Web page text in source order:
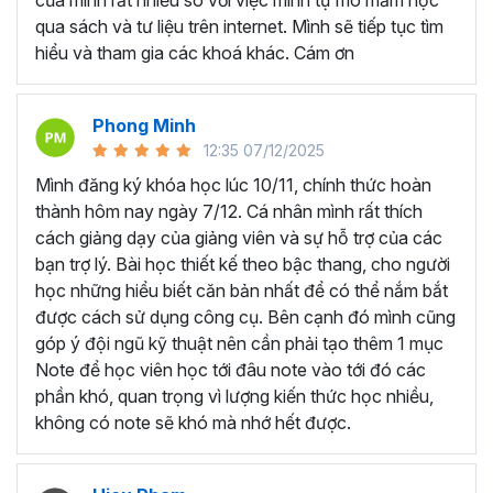
4 mục tiêu bạn sẽ đạt được khi hoàn thành chương trình
Power BI online này:
Kết nối dữ liệu vào Power BI từ nhiều nguồn dữ liệu
khác nhau.
Xử lý và làm sạch các dữ liệu thô nhanh chóng,
Tạo các Mô hình dữ liệu đa chiều.
Tạo báo cáo, biểu mẫu sinh động, trực quan.
Trực quan hóa dữ liệu bằng biểu đồ và tạo
Dashboard tương tác.
Trong khóa học này bạn cũng sẽ có thêm một dự án lớn
cuối khóa để bạn thực hành những gì đã học và cùng
Gitiho áp dụng trong dự án Adventure Work. Kèm theo
đó là bài kiểm tra giúp bạn ôn tập và tự đánh giá mức độ
thành thạo kiến thức Power BI của mình.
Ai có thể tham gia khóa học
qua sách và tư liệu trên internet. Mình sẽ tiếp tục tìm
hiểu và tham gia các khoá khác. Cám ơn
Phong Minh
12:35 07/12/2025
Mình đăng ký khóa học lúc 10/11, chính thức hoàn
thành hôm nay ngày 7/12. Cá nhân mình rất thích
cách giảng dạy của giảng viên và sự hỗ trợ của các
bạn trợ lý. Bài học thiết kế theo bậc thang, cho người
học những hiểu biết căn bản nhất để có thể nắm bắt
được cách sử dụng công cụ. Bên cạnh đó mình cũng
góp ý đội ngũ kỹ thuật nên cần phải tạo thêm 1 mục
Note để học viên học tới đâu note vào tới đó các
phần khó, quan trọng vì lượng kiến thức học nhiều,
không có note sẽ khó mà nhớ hết được.